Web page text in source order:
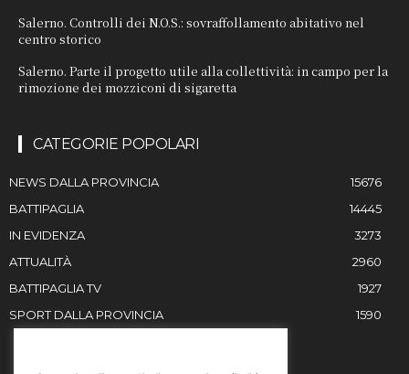
Salerno. Controlli dei N.O.S.: sovraffollamento abitativo nel
centro storico
Salerno. Parte il progetto utile alla collettività: in campo per la
rimozione dei mozziconi di sigaretta
CATEGORIE POPOLARI
NEWS DALLA PROVINCIA
15676
BATTIPAGLIA
14445
IN EVIDENZA
3273
ATTUALITÀ
2960
BATTIPAGLIA TV
1927
SPORT DALLA PROVINCIA
1590